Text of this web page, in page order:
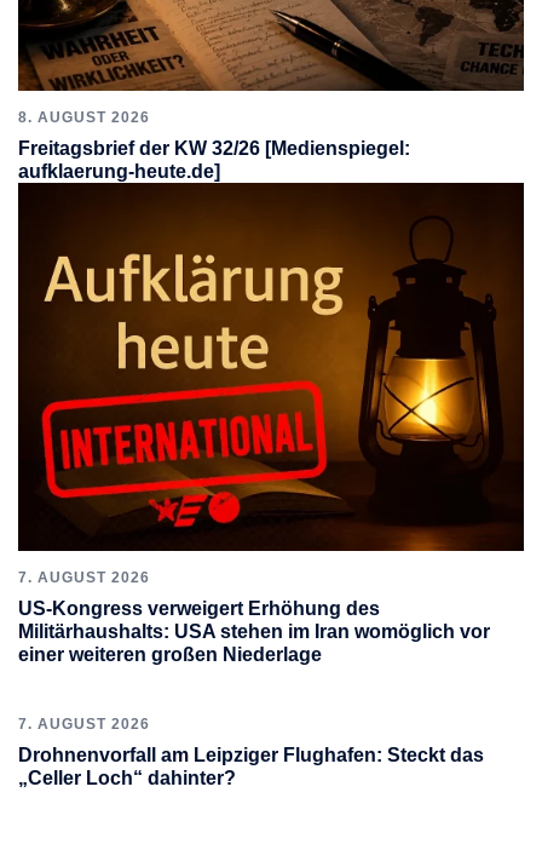
8. AUGUST 2026
Freitagsbrief der KW 32/26 [Medienspiegel:
aufklaerung-heute.de]
7. AUGUST 2026
US-Kongress verweigert Erhöhung des
Militärhaushalts: USA stehen im Iran womöglich vor
einer weiteren großen Niederlage
7. AUGUST 2026
Drohnenvorfall am Leipziger Flughafen: Steckt das
„Celler Loch“ dahinter?